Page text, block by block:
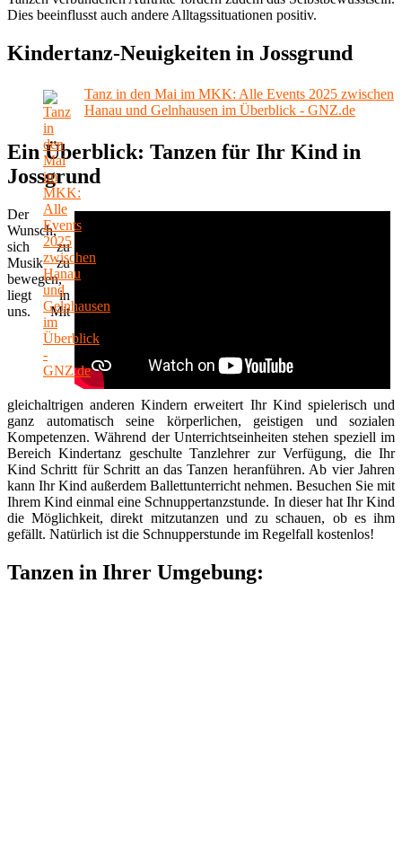
Dies beeinflusst auch andere Alltagssituationen positiv.
Kindertanz-Neuigkeiten in Jossgrund
Tanz in den Mai im MKK: Alle Events 2025 zwischen
Hanau und Gelnhausen im Überblick - GNZ.de
Ein Überblick: Tanzen für Ihr Kind in
Jossgrund
Der
Wunsch,
sich zu
Musik zu
bewegen,
liegt in
uns. Mit
gleichaltrigen anderen Kindern erweitert Ihr Kind spielerisch und
ganz automatisch seine körperlichen, geistigen und sozialen
Kompetenzen. Während der Unterrichtseinheiten stehen speziell im
Bereich Kindertanz geschulte Tanzlehrer zur Verfügung, die Ihr
Kind Schritt für Schritt an das Tanzen heranführen. Ab vier Jahren
kann Ihr Kind außerdem Ballettunterricht nehmen. Besuchen Sie mit
Ihrem Kind einmal eine Schnuppertanzstunde. In dieser hat Ihr Kind
die Möglichkeit, direkt mitzutanzen und zu schauen, ob es ihm
gefällt. Natürlich ist die Schnupperstunde im Regelfall kostenlos!
Tanzen in Ihrer Umgebung: